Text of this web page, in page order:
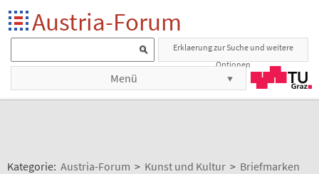
Austria-Forum
Erklaerung zur Suche und weitere
Optionen
Menü
Kategorie: Austria-Forum > Kunst und Kultur > Briefmarken